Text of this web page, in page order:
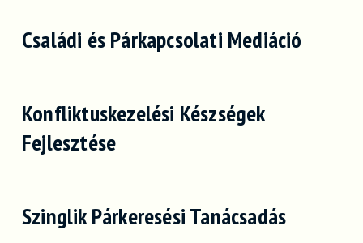
Családi és Párkapcsolati Mediáció
Konfliktuskezelési Készségek
Fejlesztése
Szinglik Párkeresési Tanácsadás